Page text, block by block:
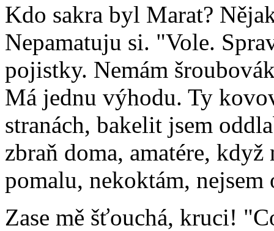
Kdo sakra byl Marat?
Nepamatuju si. "Vole.
pojistky. Nemám
Má jednu výhodu. Ty
stranách, bakelit jsem
zbraň doma, amatére,
pomalu, nekoktám, nejsem
Zase mě šťouchá, kruci!